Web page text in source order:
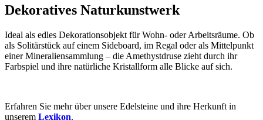
Dekoratives Naturkunstwerk
Ideal als edles Dekorationsobjekt für Wohn- oder Arbeitsräume. Ob
als Solitärstück auf einem Sideboard, im Regal oder als Mittelpunkt
einer Mineraliensammlung – die Amethystdruse zieht durch ihr
Farbspiel und ihre natürliche Kristallform alle Blicke auf sich.
Erfahren Sie mehr über unsere Edelsteine und ihre Herkunft in
unserem Lexikon.